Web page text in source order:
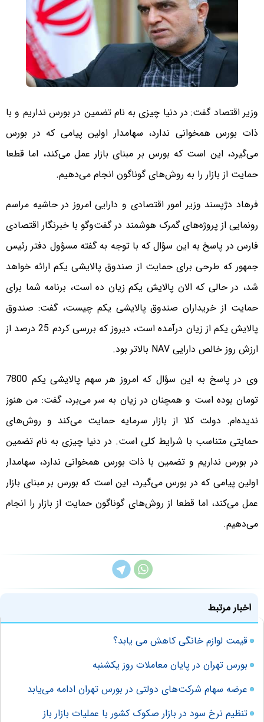
وزیر اقتصاد گفت: در دنیا چیزی به نام تضمین در بورس نداریم و با
ذات بورس همخوانی ندارد، سهامدار اولین پیامی که در بورس
می‌گیرد، این است که بورس بر مبنای بازار عمل می‌کند، اما قطعا
حمایت از بازار را به روش‌های گوناگون انجام می‌دهیم.
فرهاد دژپسند وزیر امور اقتصادی و دارایی امروز در حاشیه مراسم
رونمایی از پروژه‌های گمرک هوشمند در گفت‌وگو با خبرنگار اقتصادی
فارس در پاسخ به این سؤال که با توجه به گفته مسؤول دفتر رئیس
جمهور که طرحی برای حمایت از صندوق پالایشی یکم ارائه خواهد
شد، در حالی که الان پالایش یکم زیان ده است، برنامه شما برای
حمایت از خریداران صندوق پالایشی یکم چیست، گفت: صندوق
پالایش یکم از زیان درآمده است، دیروز که بررسی کردم 25 درصد از
ارزش روز خالص دارایی NAV بالاتر بود.
وی در پاسخ به این سؤال که امروز هر سهم پالایشی یکم 7800
تومان بوده است و همچنان در زیان به سر می‌برد، گفت: من هنوز
ندیده‌ام. دولت کلا از بازار سرمایه حمایت می‌کند و روش‌های
حمایتی متناسب با شرایط کلی است. در دنیا چیزی به نام تضمین
در بورس نداریم و تضمین با ذات بورس همخوانی ندارد، سهامدار
اولین پیامی که در بورس می‌گیرد، این است که بورس بر مبنای بازار
عمل می‌کند، اما قطعا از روش‌های گوناگون حمایت از بازار را انجام
می‌دهیم.
اخبار مرتبط
قیمت لوازم خانگی کاهش می یابد؟
بورس تهران در پایان معاملات روز یکشنبه
عرضه سهام شرکت‌های دولتی در بورس تهران ادامه می‌یابد
تنظیم نرخ سود در بازار صکوک کشور با عملیات بازار باز